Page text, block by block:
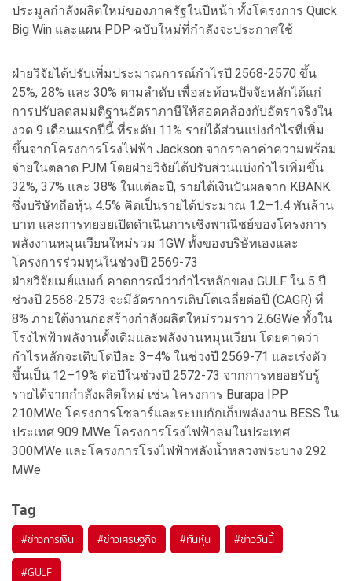
ประมูลกำลังผลิตใหม่ของภาครัฐในปีหน้า ทั้งโครงการ Quick
Big Win และแผน PDP ฉบับใหม่ที่กำลังจะประกาศใช้
ฝ่ายวิจัยได้ปรับเพิ่มประมาณการณ์กำไรปี 2568-2570 ขึ้น
25%, 28% และ 30% ตามลำดับ เพื่อสะท้อนปัจจัยหลักได้แก่
การปรับลดสมมติฐานอัตราภาษีให้สอดคล้องกับอัตราจริงใน
งวด 9 เดือนแรกปีนี้ ที่ระดับ 11% รายได้ส่วนแบ่งกำไรที่เพิ่ม
ขึ้นจากโครงการโรงไฟฟ้า Jackson จากราคาค่าความพร้อม
จ่ายในตลาด PJM โดยฝ่ายวิจัยได้ปรับส่วนแบ่งกำไรเพิ่มขึ้น
32%, 37% และ 38% ในแต่ละปี, รายได้เงินปันผลจาก KBANK
ซึ่งบริษัทถือหุ้น 4.5% คิดเป็นรายได้ประมาณ 1.2–1.4 พันล้าน
บาท และการทยอยเปิดดำเนินการเชิงพาณิชย์ของโครงการ
พลังงานหมุนเวียนใหม่รวม 1GW ทั้งของบริษัทเองและ
โครงการร่วมทุนในช่วงปี 2569-73
ฝ่ายวิจัยเมย์แบงก์ คาดการณ์ว่ากำไรหลักของ GULF ใน 5 ปี
ช่วงปี 2568-2573 จะมีอัตราการเติบโตเฉลี่ยต่อปี (CAGR) ที่
8% ภายใต้งานก่อสร้างกำลังผลิตใหม่รวมราว 2.6GWe ทั้งใน
โรงไฟฟ้าพลังานดั้งเดิมและพลังงานหมุนเวียน โดยคาดว่า
กำไรหลักจะเติบโตปีละ 3–4% ในช่วงปี 2569-71 และเร่งตัว
ขึ้นเป็น 12–19% ต่อปีในช่วงปี 2572-73 จากการทยอยรับรู้
รายได้จากกำลังผลิตใหม่ เช่น โครงการ Burapa IPP
210MWe โครงการโซลาร์และระบบกักเก็บพลังงาน BESS ใน
ประเทศ 909 MWe โครงการโรงไฟฟ้าลมในประเทศ
300MWe และโครงการโรงไฟฟ้าพลังน้ำหลวงพระบาง 292
MWe
Tag
#ข่าวการเงิน #ข่าวเศรษฐกิจ #ทันหุ้น #ข่าววันนี้
#GULF